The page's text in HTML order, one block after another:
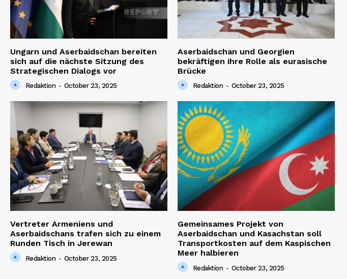
Ungarn und Aserbaidschan bereiten
sich auf die nächste Sitzung des
Strategischen Dialogs vor
Redaktion - October 23, 2025
Aserbaidschan und Georgien
bekräftigen ihre Rolle als eurasische
Brücke
Redaktion - October 23, 2025
Vertreter Armeniens und
Aserbaidschans trafen sich zu einem
Runden Tisch in Jerewan
Redaktion - October 23, 2025
Gemeinsames Projekt von
Aserbaidschan und Kasachstan soll
Transportkosten auf dem Kaspischen
Meer halbieren
Redaktion - October 23, 2025